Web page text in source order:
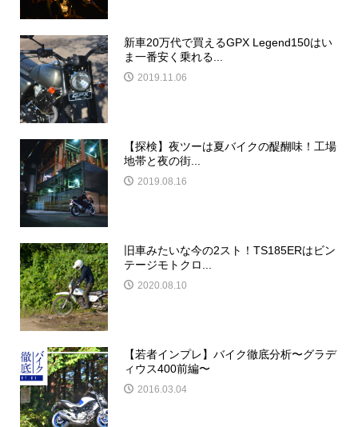
新車20万代で買えるGPX Legend150はい
ま一番安く乗れる...
2019.11.06
【探検】夜ツーは夏バイクの醍醐味！工場
地帯と夜の街...
2019.08.16
旧車みたいな今の2スト！TS185ERはビン
テージモトクロ...
2020.08.10
【若者インプレ】バイク徹底分析〜グラデ
ィウス400前編〜
2016.03.04